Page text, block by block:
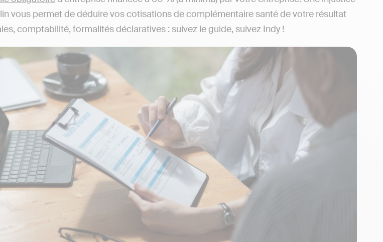
vous permet de déduire vos cotisations de complémentaire santé de votre résultat
comptabilité, formalités déclaratives : suivez le guide, suivez Indy !